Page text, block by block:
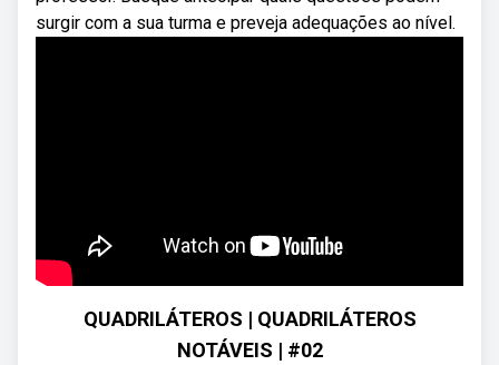
surgir com a sua turma e preveja adequações ao nível.
QUADRILÁTEROS | QUADRILÁTEROS
NOTÁVEIS | #02